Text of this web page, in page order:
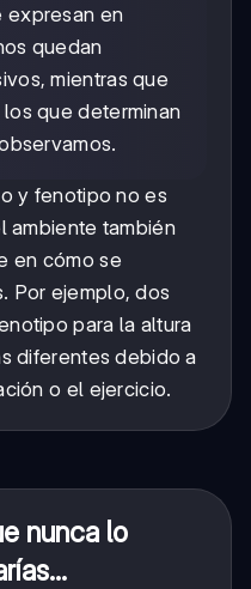
expresan en
quedan
mientras que
que determinan
y fenotipo no es
ambiente también
en cómo se
Por ejemplo, dos
para la altura
diferentes debido a
o el ejercicio.
nunca lo